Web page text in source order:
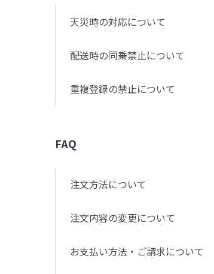
天災時の対応について
配送時の同乗禁止について
重複登録の禁止について
FAQ
注文方法について
注文内容の変更について
お支払い方法・ご請求について